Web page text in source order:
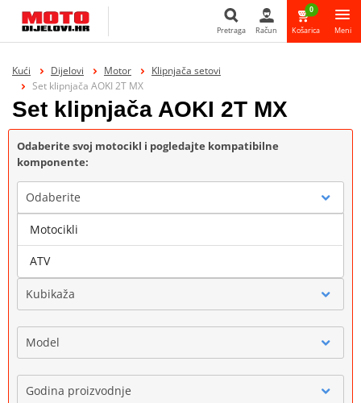
Pretraga Račun
0
Košarica Meni
Kući Dijelovi Motor
Klipnjača setovi
Set klipnjača AOKI 2T MX
Set klipnjača AOKI 2T MX
Odaberite svoj motocikl i pogledajte kompatibilne
komponente:
Odaberite
Marka
Kubikaža
Model
Godina proizvodnje
Motocikli
ATV